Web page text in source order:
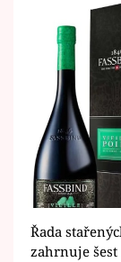
Řada
zahrnuje